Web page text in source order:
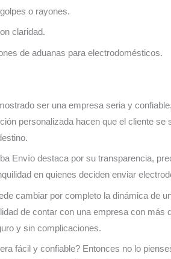
o rayones.
claridad.
de aduanas para electrodomésticos.
ser una empresa seria y
personalizada hacen que el cliente
Envío destaca por su transparencia,
en quienes deciden enviar
cambiar por completo la dinámica de
de contar con una empresa con
y sin complicaciones.
fácil y confiable? Entonces no lo